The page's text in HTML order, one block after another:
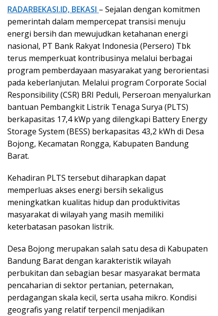
RADARBEKASI.ID, BEKASI – Sejalan dengan komitmen
pemerintah dalam mempercepat transisi menuju
energi bersih dan mewujudkan ketahanan energi
nasional, PT Bank Rakyat Indonesia (Persero) Tbk
terus memperkuat kontribusinya melalui berbagai
program pemberdayaan masyarakat yang berorientasi
pada keberlanjutan. Melalui program Corporate Social
Responsibility (CSR) BRI Peduli, Perseroan menyalurkan
bantuan Pembangkit Listrik Tenaga Surya (PLTS)
berkapasitas 17,4 kWp yang dilengkapi Battery Energy
Storage System (BESS) berkapasitas 43,2 kWh di Desa
Bojong, Kecamatan Rongga, Kabupaten Bandung
Barat.
Kehadiran PLTS tersebut diharapkan dapat
memperluas akses energi bersih sekaligus
meningkatkan kualitas hidup dan produktivitas
masyarakat di wilayah yang masih memiliki
keterbatasan pasokan listrik.
Desa Bojong merupakan salah satu desa di Kabupaten
Bandung Barat dengan karakteristik wilayah
perbukitan dan sebagian besar masyarakat bermata
pencaharian di sektor pertanian, peternakan,
perdagangan skala kecil, serta usaha mikro. Kondisi
geografis yang relatif terpencil menjadikan